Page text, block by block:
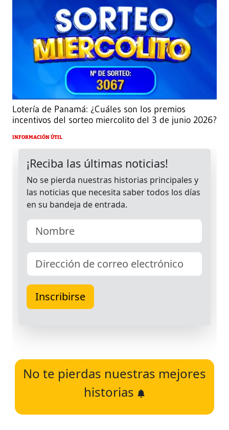
Lotería de Panamá: ¿Cuáles son los premios
incentivos del sorteo miercolito del 3 de junio 2026?
INFORMACIÓN ÚTIL
No te pierdas nuestras mejores
historias